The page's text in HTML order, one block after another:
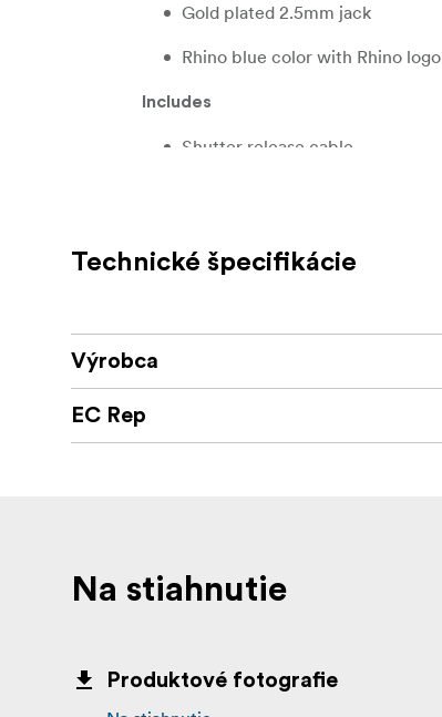
Gold plated 2.5mm jack
Rhino blue color with Rhino logo
Includes
Shutter release cable
Technické špecifikácie
Výrobca
EC Rep
Na stiahnutie
Produktové fotografie